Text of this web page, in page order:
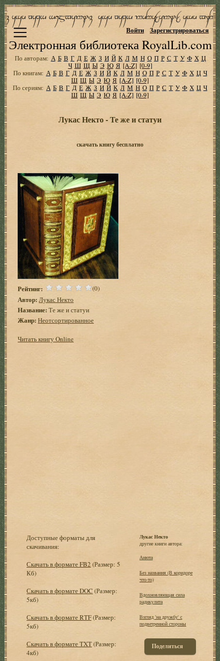
Электронная библиотека RoyalLib.com
Войти Зарегистрироваться
По авторам: А Б В Г Д Е Ж З И Й К Л М Н О П Р С Т У Ф Х Ц
Ч Ш Щ Ы Э Ю Я [A-Z] [0-9]
По книгам: А Б В Г Д Е Ж З И Й К Л М Н О П Р С Т У Ф Х Ц Ч
Ш Щ Ы Э Ю Я [A-Z] [0-9]
По сериям: А Б В Г Д Е Ж З И Й К Л М Н О П Р С Т У Ф Х Ц Ч
Ш Щ Ы Э Ю Я [A-Z] [0-9]
Лукас Некто - Те же и статуи
скачать книгу бесплатно
Рейтинг: (0)
Автор: Лукас Некто
Название: Те же и статуи
Жанр: Неотсортированное
Читать книгу Online
Доступные форматы для
скачивания:
Скачать в формате FB2 (Размер: 5
Кб)
Скачать в формате DOC (Размер:
5кб)
Скачать в формате RTF(Размер:
5кб)
Скачать в формате TXT(Размер:
4кб)
Лукас Некто
другие книги автора:
Анюта
Без названия (В коpидоpе
что-то)
Вдохновляющая сила
радикулита
Взгляд 'на дpужбу' с
подветpенной стоpоны
Поделиться